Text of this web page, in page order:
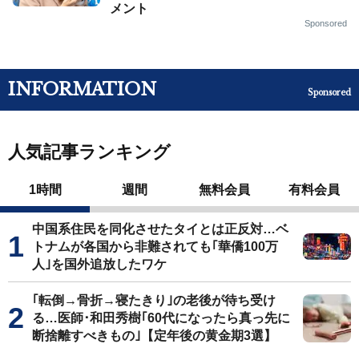
メント
Sponsored
INFORMATION Sponsored
人気記事ランキング
1時間 週間 無料会員 有料会員
中国系住民を同化させたタイとは正反対…ベ
トナムが各国から非難されても｢華僑100万
人｣を国外追放したワケ
｢転倒→骨折→寝たきり｣の老後が待ち受け
る…医師･和田秀樹｢60代になったら真っ先に
断捨離すべきもの｣【定年後の黄金期3選】